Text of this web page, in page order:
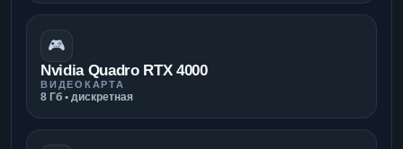
🎮
Nvidia Quadro RTX 4000
ВИДЕОКАРТА
8 Гб • дискретная